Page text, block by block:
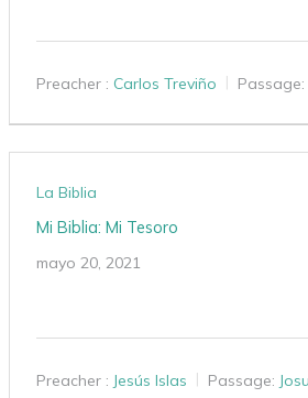
Preacher : Carlos Treviño Passage:
La Biblia
Mi Biblia: Mi Tesoro
mayo 20, 2021
Preacher : Jesús Islas Passage: